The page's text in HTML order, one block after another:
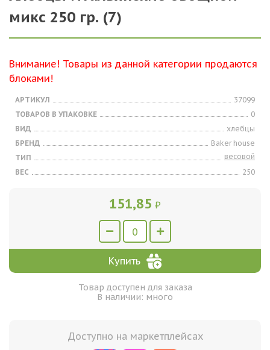
микс 250 гр. (7)
Внимание! Товары из данной категории продаются
блоками!
АРТИКУЛ
37099
ТОВАРОВ В УПАКОВКЕ
0
ВИД
хлебцы
БРЕНД
Baker house
ТИП
весовой
ВЕС
250
151,85 ₽
Купить
Товар доступен для заказа
В наличии: много
Доступно на маркетплейсах